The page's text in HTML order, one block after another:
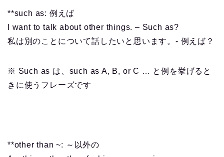
**such as: 例えば
I want to talk about other things. – Such as?
私は別のことについて話したいと思います。- 例えば？
※ Such as は、such as A, B, or C … と例を挙げると
きに使うフレーズです
**other than ~: ～以外の